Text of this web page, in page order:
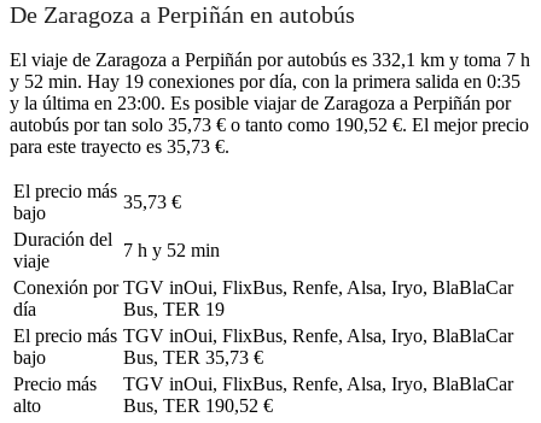
De Zaragoza a Perpiñán en autobús
El viaje de Zaragoza a Perpiñán por autobús es 332,1 km y toma 7 h
y 52 min. Hay 19 conexiones por día, con la primera salida en 0:35
y la última en 23:00. Es posible viajar de Zaragoza a Perpiñán por
autobús por tan solo 35,73 € o tanto como 190,52 €. El mejor precio
para este trayecto es 35,73 €.
El precio más
bajo
35,73 €
Duración del
viaje
7 h y 52 min
Conexión por
día
TGV inOui, FlixBus, Renfe, Alsa, Iryo, BlaBlaCar
Bus, TER 19
El precio más
bajo
TGV inOui, FlixBus, Renfe, Alsa, Iryo, BlaBlaCar
Bus, TER 35,73 €
Precio más
alto
TGV inOui, FlixBus, Renfe, Alsa, Iryo, BlaBlaCar
Bus, TER 190,52 €